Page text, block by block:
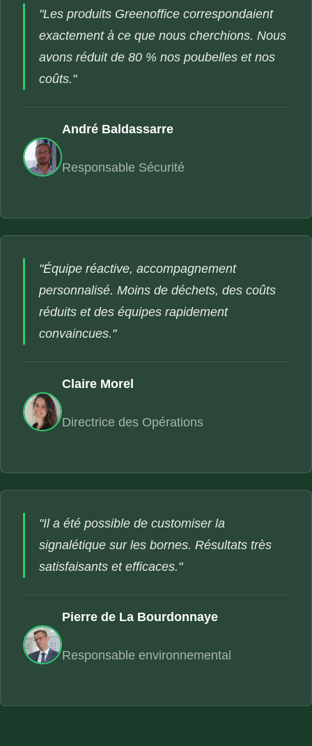
"Les produits Greenoffice correspondaient
exactement à ce que nous cherchions. Nous
avons réduit de 80 % nos poubelles et nos
coûts."
André Baldassarre
Responsable Sécurité
"Équipe réactive, accompagnement
personnalisé. Moins de déchets, des coûts
réduits et des équipes rapidement
convaincues."
Claire Morel
Directrice des Opérations
"Il a été possible de customiser la
signalétique sur les bornes. Résultats très
satisfaisants et efficaces."
Pierre de La Bourdonnaye
Responsable environnemental